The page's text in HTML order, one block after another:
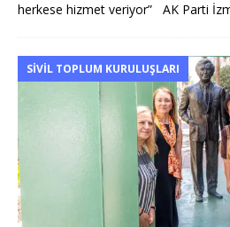
herkese hizmet veriyor” AK Parti
SIVIL TOPLUM KURULUŞLARI